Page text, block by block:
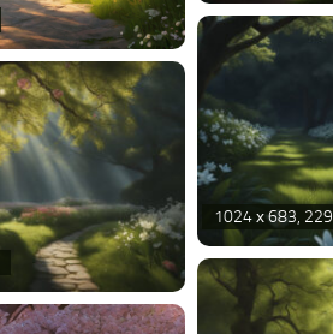
1024 х 683,